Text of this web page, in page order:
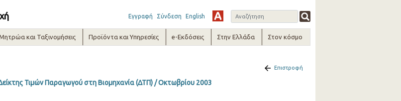
Εγγραφή Σύνδεση English
και Ταξινομήσεις Προϊόντα και Υπηρεσίες e-Εκδόσεις Στην Ελλάδα Στον κόσμο
Επιστροφή
Τιμών Παραγωγού στη Βιομηχανία (ΔΤΠ) / Οκτωβρίου 2003